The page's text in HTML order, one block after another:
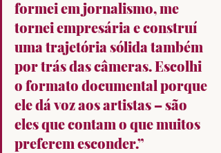
formei em jornalismo, me
tornei empresária e construí
uma trajetória sólida também
por trás das câmeras. Escolhi
o formato documental porque
ele dá voz aos artistas – são
eles que contam o que muitos
preferem esconder.”